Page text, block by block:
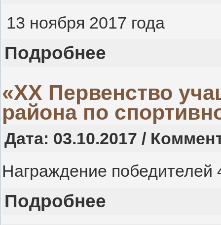
13 ноября 2017 года
Подробнее
«ХX Первенство
района по
Дата: 03.10.2017 /
Награждение победителей
Подробнее